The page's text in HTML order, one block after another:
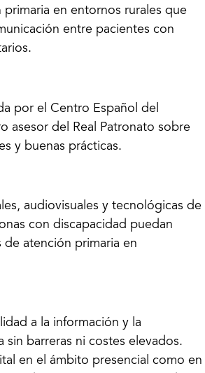
en entornos rurales que
entre pacientes con
por el Centro Español del
asesor del Real Patronato sobre
y buenas prácticas.
audiovisuales y tecnológicas de
con discapacidad puedan
atención primaria en
a la información y la
barreras ni costes elevados.
en el ámbito presencial como en